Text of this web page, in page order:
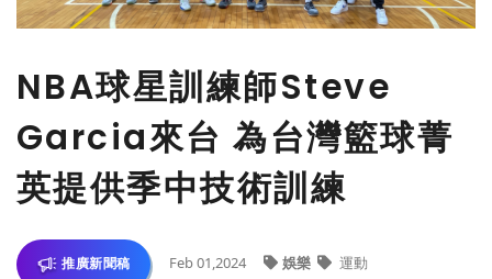
NBA球星訓練師Steve
Garcia來台 為台灣籃球菁
英提供季中技術訓練
推廣新聞稿 Feb 01,2024 娛樂 運動